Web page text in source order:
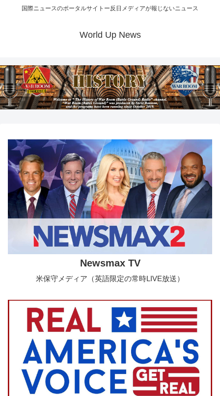
国際ニュースのポータルサイトー反日メディアが報じないニュース
World Up News
Newsmax TV
米保守メディア（英語限定の常時LIVE放送）